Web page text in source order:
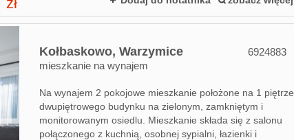
Kołbaskowo, Warzymice
mieszkanie na wynajem
6924883
Na wynajem 2 pokojowe mieszkanie położone na 1 piętrze
dwupiętrowego budynku na zielonym, zamkniętym i
monitorowanym osiedlu. Mieszkanie składa się z salonu
połączonego z kuchnią, osobnej sypialni, łazienki i